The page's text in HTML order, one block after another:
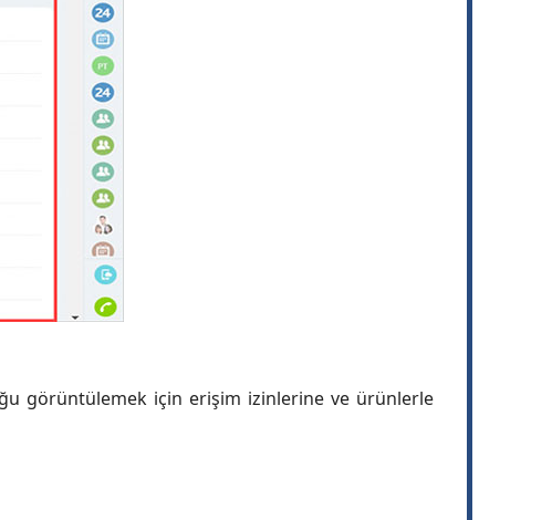
görüntülemek için erişim izinlerine ve ürünlerle